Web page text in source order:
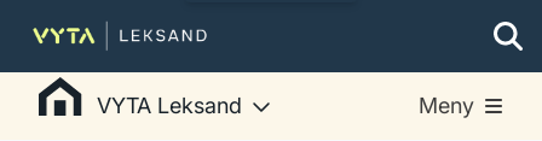
VYTA Leksand Meny